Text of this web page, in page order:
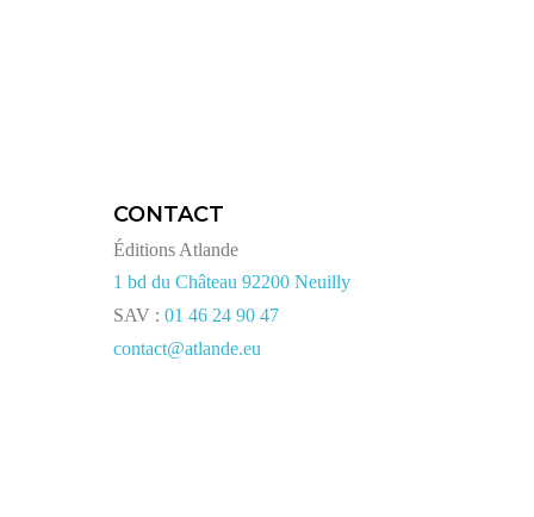
CONTACT
Éditions Atlande
1 bd du Château 92200 Neuilly
SAV :01 46 24 90 47
contact@atlande.eu